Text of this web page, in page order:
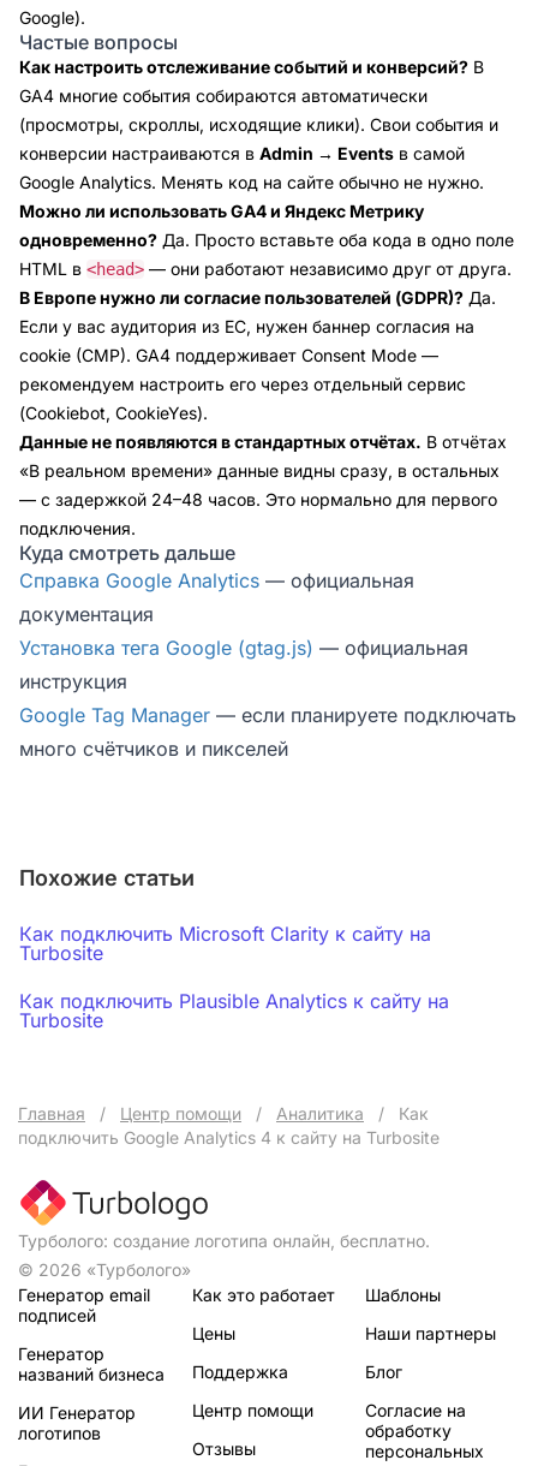
Google).
Частые вопросы
Как настроить отслеживание событий и конверсий? В
GA4 многие события собираются автоматически
(просмотры, скроллы, исходящие клики). Свои события и
конверсии настраиваются в Admin → Events в самой
Google Analytics. Менять код на сайте обычно не нужно.
Можно ли использовать GA4 и Яндекс Метрику
одновременно? Да. Просто вставьте оба кода в одно поле
HTML в <head> — они работают независимо друг от друга.
В Европе нужно ли согласие пользователей (GDPR)? Да.
Если у вас аудитория из ЕС, нужен баннер согласия на
cookie (CMP). GA4 поддерживает Consent Mode —
рекомендуем настроить его через отдельный сервис
(Cookiebot, CookieYes).
Данные не появляются в стандартных отчётах. В отчётах
«В реальном времени» данные видны сразу, в остальных
— с задержкой 24–48 часов. Это нормально для первого
подключения.
Куда смотреть дальше
Справка Google Analytics — официальная
документация
Установка тега Google (gtag.js) — официальная
инструкция
Google Tag Manager — если планируете подключать
много счётчиков и пикселей
Похожие статьи
Как подключить Microsoft Clarity к сайту на
Turbosite
Как подключить Plausible Analytics к сайту на
Turbosite
Главная / Центр помощи / Аналитика / Как
подключить Google Analytics 4 к сайту на Turbosite
Турболого: создание логотипа онлайн, бесплатно.
© 2026 «Турболого»
Генератор email
подписей
Генератор
названий бизнеса
ИИ Генератор
логотипов
Как это работает
Цены
Поддержка
Центр помощи
Отзывы
Шаблоны
Наши партнеры
Блог
Согласие на
обработку
персональных